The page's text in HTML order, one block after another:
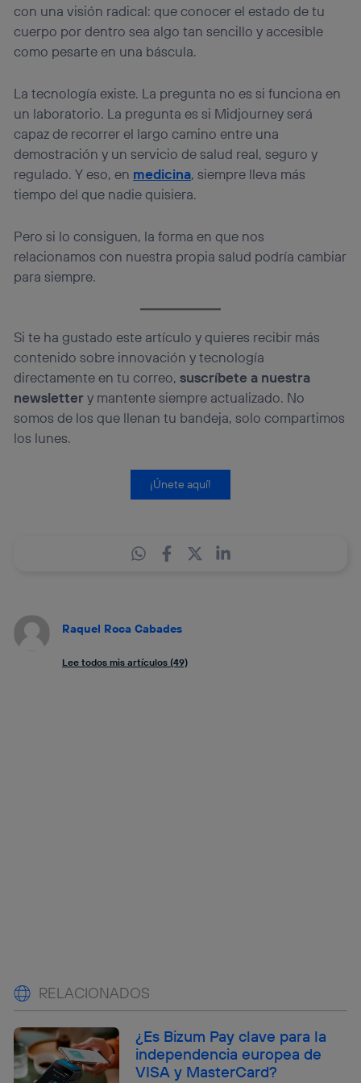
con una visión radical: que conocer el estado de tu
cuerpo por dentro sea algo tan sencillo y accesible
como pesarte en una báscula.
La tecnología existe. La pregunta no es si funciona en
un laboratorio. La pregunta es si Midjourney será
capaz de recorrer el largo camino entre una
demostración y un servicio de salud real, seguro y
regulado. Y eso, en medicina, siempre lleva más
tiempo del que nadie quisiera.
Pero si lo consiguen, la forma en que nos
relacionamos con nuestra propia salud podría cambiar
para siempre.
Si te ha gustado este artículo y quieres recibir más
contenido sobre innovación y tecnología
directamente en tu correo,suscríbete a nuestra
newslettery mantente siempre actualizado. No
somos de los que llenan tu bandeja, solo compartimos
los lunes.
¡Únete aquí!
Raquel Roca Cabades
Lee todos mis artículos (49)
RELACIONADOS
¿Es Bizum Pay clave para la
independencia europea de
VISA y MasterCard?